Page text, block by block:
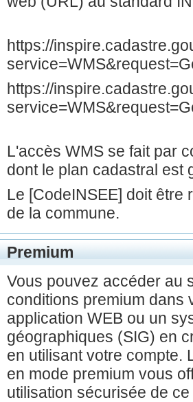
https://
https://
L'accès WMS se fait par
dont le plan cadastral est
Le [CodeINSEE] doit être
de la commune.
Premium
Vous pouvez accéder au
conditions premium dans
application WEB ou un
géographiques (SIG) en
en utilisant votre compte.
en mode premium vous
utilisation sécurisée de